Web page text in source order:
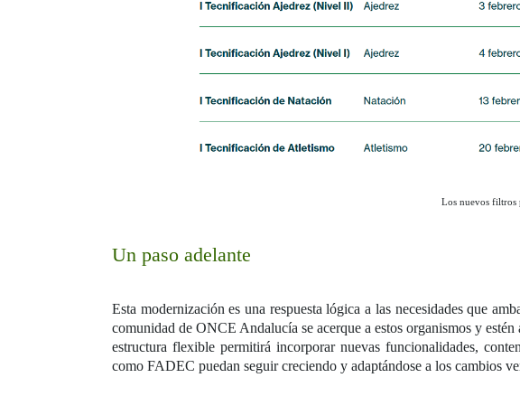
Los nuevos filtros
Un paso adelante
Esta modernización es una respuesta lógica a las necesidades que
comunidad de ONCE Andalucía se acerque a estos organismos y
estructura flexible permitirá incorporar nuevas funcionalidades,
como FADEC puedan seguir creciendo y adaptándose a los cambios